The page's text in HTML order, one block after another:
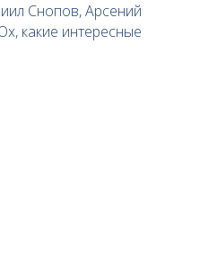
Снопов, Арсений
какие интересные